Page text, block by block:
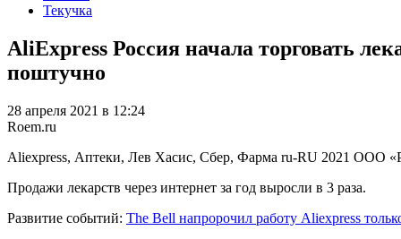
Текучка
AliExpress Россия начала торговать
поштучно
28 апреля 2021 в 12:24
Roem.ru
Aliexpress, Аптеки, Лев Хасис, Сбер, Фарма ru-RU 2021 ООО
Продажи лекарств через интернет за год выросли в 3 раза.
Развитие событий: The Bell напророчил работу Aliexpress